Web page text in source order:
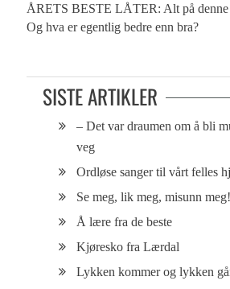
ÅRETS BESTE LÅTER: Alt på denne
Og hva er egentlig bedre enn bra?
SISTE ARTIKLER
– Det var draumen om å bli
veg
Ordløse sanger til vårt felles
Se meg, lik meg, misunn meg!
Å lære fra de beste
Kjøresko fra Lærdal
Lykken kommer og lykken